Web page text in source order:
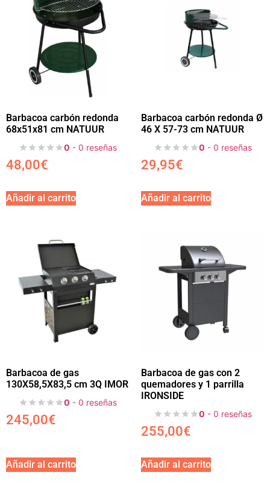
Barbacoa carbón redonda
68x51x81 cm NATUUR
0 - 0 reseñas
48,00€
Añadir al carrito
Barbacoa carbón redonda Ø
46 X 57-73 cm NATUUR
0 - 0 reseñas
29,95€
Añadir al carrito
Barbacoa de gas
130X58,5X83,5 cm 3Q IMOR
0 - 0 reseñas
245,00€
Añadir al carrito
Barbacoa de gas con 2
quemadores y 1 parrilla
IRONSIDE
0 - 0 reseñas
255,00€
Añadir al carrito